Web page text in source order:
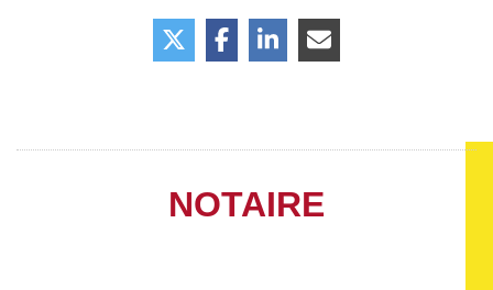
NOTAIRE